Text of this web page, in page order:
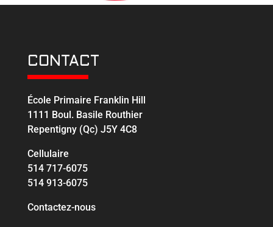
CONTACT
École Primaire Franklin Hill
1111 Boul. Basile Routhier
Repentigny (Qc) J5Y 4C8
Cellulaire
514 717-6075
514 913-6075
Contactez-nous